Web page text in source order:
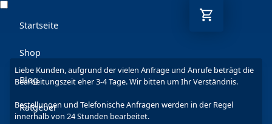
Startseite
Shop
Blog
Ratgeber
Liebe Kunden, aufgrund der vielen Anfrage und Anrufe beträgt die
Bearbeitungszeit eher 3-4 Tage. Wir bitten um Ihr Verständnis.
Bestellungen und Telefonische Anfragen werden in der Regel
innerhalb von 24 Stunden bearbeitet.